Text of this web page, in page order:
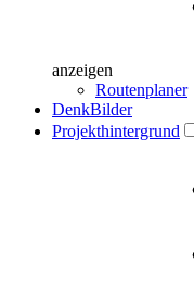
anzeigen
Routenplaner
DenkBilder
Projekthintergrund